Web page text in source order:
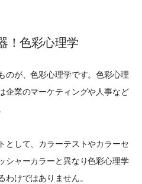
！色彩心理学
のが、色彩心理学です。色彩心理
企業のマーケティングや人事など
として、カラーテストやカラーセ
シャーカラーと異なり色彩心理学
わけではありません。